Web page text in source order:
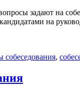
задают на
на
собеседования,